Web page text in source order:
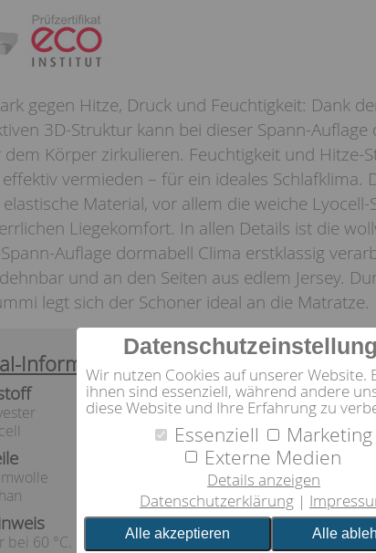
gegen Hitze, Druck und Feuchtigkeit: Dank
3D-Struktur kann bei dieser Spann-Auflage
Körper zirkulieren. Feuchtigkeit und Hitze-
vermieden – für ein ideales Schlafklima.
Material, vor allem die weiche Lyocell-
Liegekomfort. In allen Details ist die
Auflage dormabell Clima erstklassig
und an den Seiten aus edlem Jersey.
legt sich der Schoner ideal an die Matratze.
Information:
bei 60 °C.
Wir nutzen Cookies auf unserer Website.
ihnen sind essenziell, während andere
diese Website und Ihre Erfahrung zu
Essenziell
Marketing
Externe Medien
Details anzeigen
Datenschutzerklärung
Alle akzeptieren Alle